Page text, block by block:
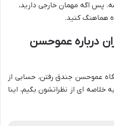
پس اگه مهمان خارجی دارید،
هماهنگ کنید.
درباره عموحسن
عموحسن جندق رفتن، حسابی از
ای از نظراتشون بگیم، اینا